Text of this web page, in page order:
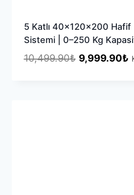
5 Katlı 40x120x200 Hafif
Sistemi | 0–250 Kg
10,499.90₺ Orijinal
9,999.90₺